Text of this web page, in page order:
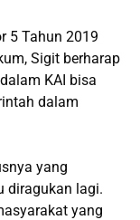
5 Tahun 2019
Sigit berharap
KAI bisa
dalam
yang
diragukan lagi.
yang